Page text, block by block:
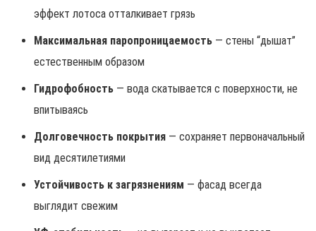
эффект лотоса отталкивает грязь
Максимальная паропроницаемость — стены “дышат”
естественным образом
Гидрофобность — вода скатывается с поверхности, не
впитываясь
Долговечность покрытия — сохраняет первоначальный
вид десятилетиями
Устойчивость к загрязнениям — фасад всегда
выглядит свежим